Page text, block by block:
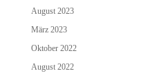
August 2023
März 2023
Oktober 2022
August 2022